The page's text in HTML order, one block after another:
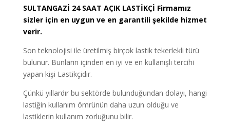
SULTANGAZİ 24 SAAT AÇIK LASTİKÇİ Firmamız
sizler için en uygun ve en garantili şekilde hizmet
verir.
Son teknolojisi ile üretilmiş birçok lastik tekerlekli türü
bulunur. Bunların içinden en iyi ve en kullanışlı tercihi
yapan kişi Lastikçidir.
Çünkü yıllardır bu sektörde bulunduğundan dolayı, hangi
lastiğin kullanım ömrünün daha uzun olduğu ve
lastiklerin kullanım zorluğunu bilir.